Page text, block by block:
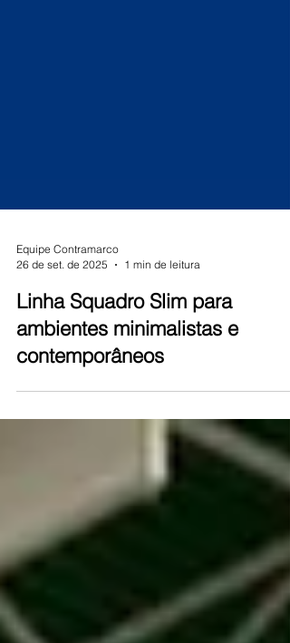
26 de set. de 2025
1 min de leitura
Linha Squadro Slim para
ambientes minimalistas e
contemporâneos